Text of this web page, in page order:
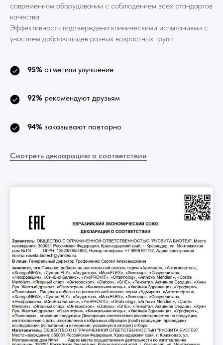
современном оборудовании с соблюдением всех стандартов
качества.
Эффективность подтверждена клиническими испытаниями с
участием добровольцев разных возрастных групп.
95% отметили улучшение
92% рекомендуют друзьям
94% заказывают повторно
Смотреть декларацию о соответствии